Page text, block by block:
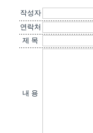
작성자
연락처
제 목
내 용